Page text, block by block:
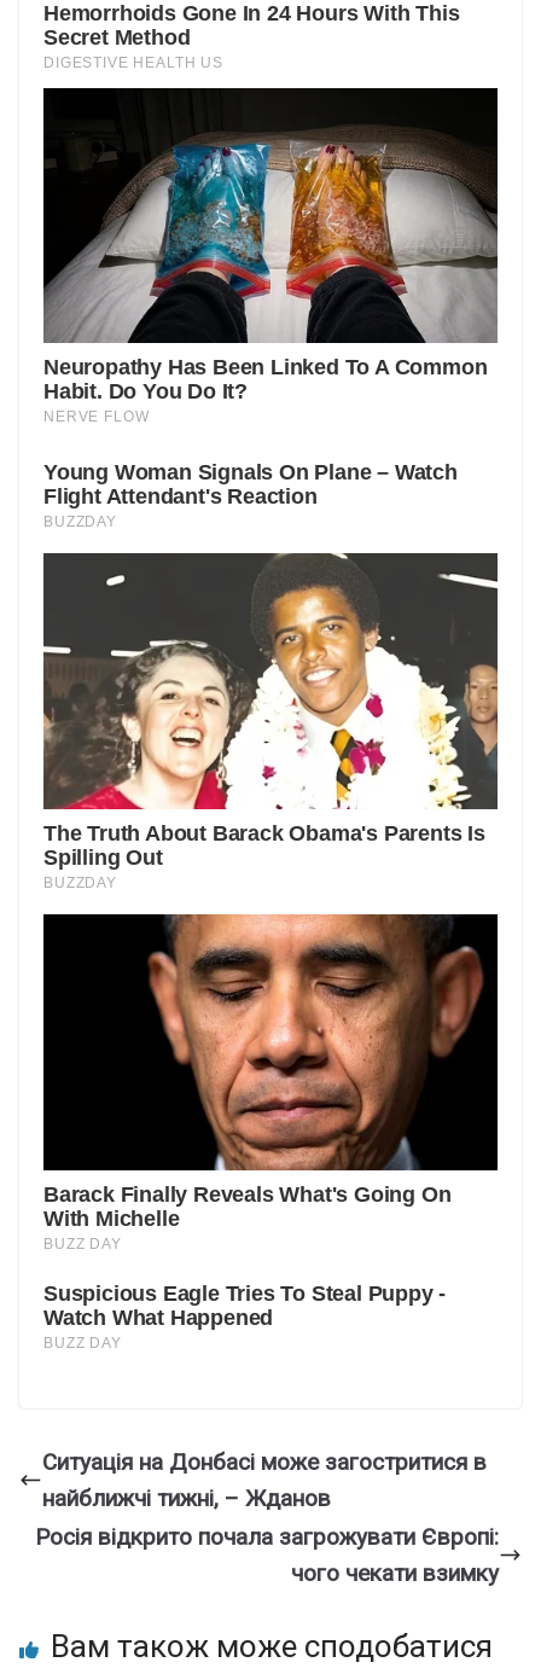
Ситуація на Донбасі може загостритися в
найближчі тижні, – Жданов
Росія відкрито почала загрожувати Європі:
чого чекати взимку
Вам також може сподобатися